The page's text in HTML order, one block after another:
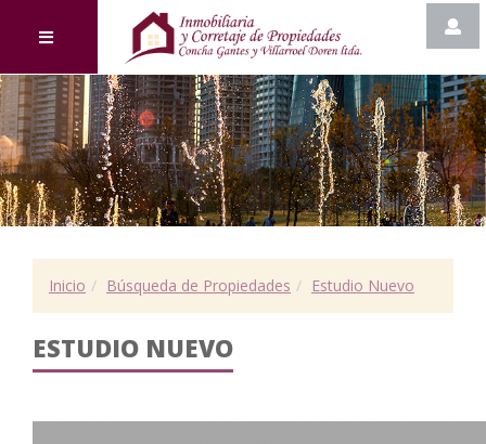
Inicio Búsqueda de Propiedades Estudio Nuevo
ESTUDIO NUEVO